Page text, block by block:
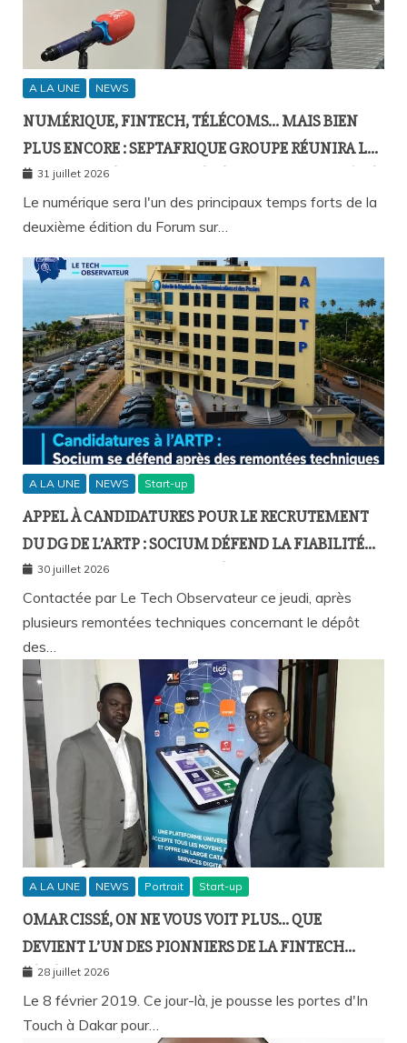
A LA UNE NEWS
NUMÉRIQUE, FINTECH, TÉLÉCOMS… MAIS BIEN
PLUS ENCORE : SEPTAFRIQUE GROUPE RÉUNIRA LE
GOTHA DE L’ÉCONOMIE SÉNÉGALAISE LE 10 AOÛT À
DAKAR
31 juillet 2026
Le numérique sera l'un des principaux temps forts de la
deuxième édition du Forum sur…
A LA UNE NEWS Start-up
APPEL À CANDIDATURES POUR LE RECRUTEMENT
DU DG DE L’ARTP : SOCIUM DÉFEND LA FIABILITÉ
DE SA PLATEFORME MALGRÉ PLUSIEURS
REMONTÉES TECHNIQUES
30 juillet 2026
Contactée par Le Tech Observateur ce jeudi, après
plusieurs remontées techniques concernant le dépôt
des…
A LA UNE NEWS Portrait Start-up
OMAR CISSÉ, ON NE VOUS VOIT PLUS… QUE
DEVIENT L’UN DES PIONNIERS DE LA FINTECH
SÉNÉGALAISE ?
28 juillet 2026
Le 8 février 2019. Ce jour-là, je pousse les portes d'In
Touch à Dakar pour…